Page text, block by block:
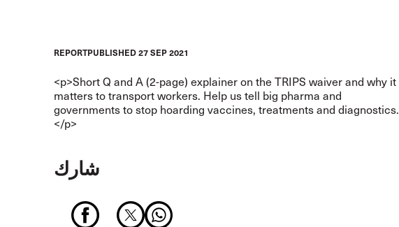
REPORTPUBLISHED27 SEP 2021
<p>Short Q and A (2-page) explainer on the TRIPS waiver and why it
matters to transport workers. Help us tell big pharma and
governments to stop hoarding vaccines, treatments and diagnostics.
</p>
شارك